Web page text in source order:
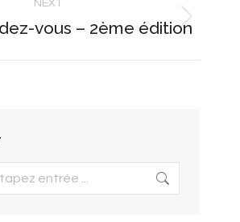
NEXT
Next
vous – 2ème édition